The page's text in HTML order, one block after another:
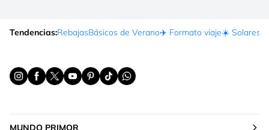
Tendencias:RebajasBásicos de Verano✈️ Formato viaje☀️ Solares
MUNDO PRIMOR